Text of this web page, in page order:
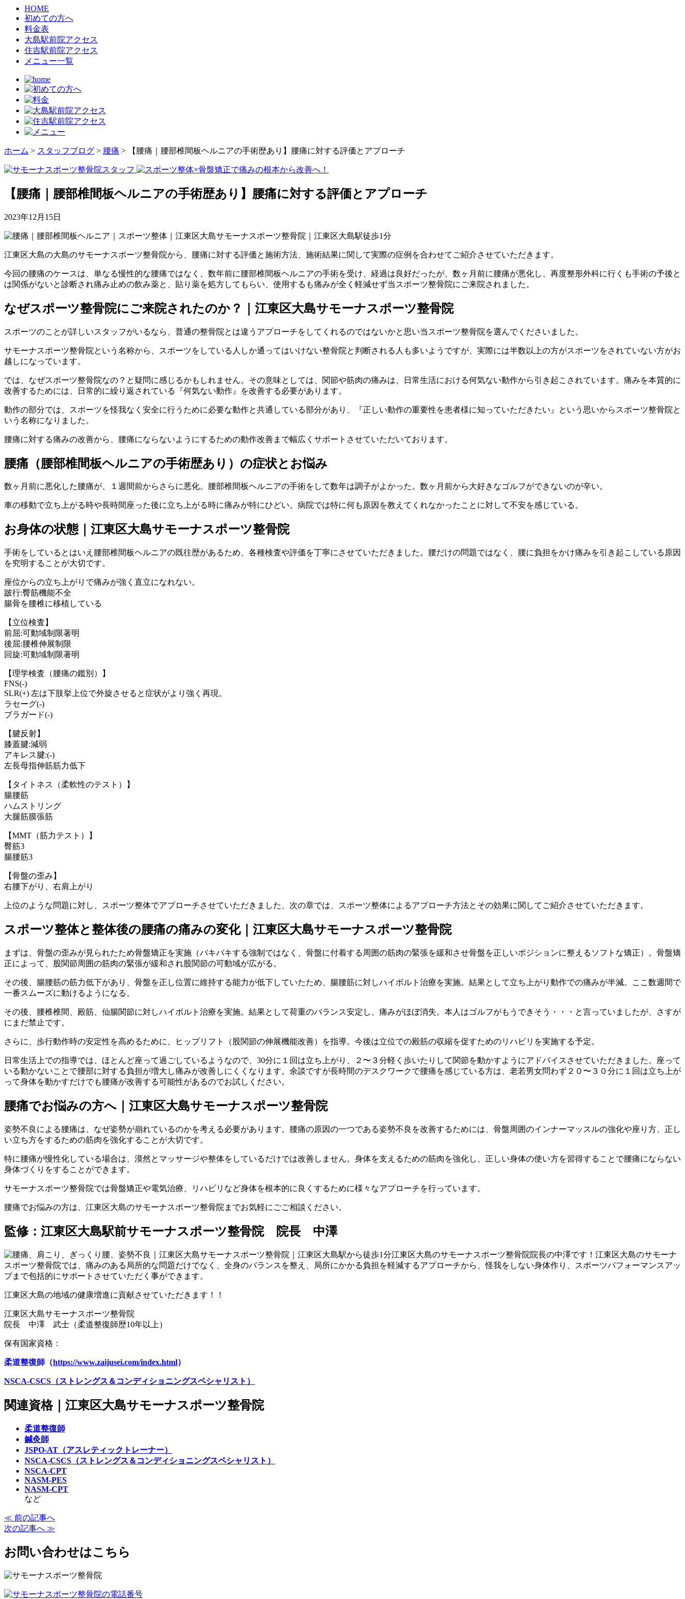
HOME
初めての方へ
料金表
大島駅前院アクセス
住吉駅前院アクセス
メニュー一覧
ホーム > スタッフブログ > 腰痛 > 【腰痛｜腰部椎間板ヘルニアの手術歴あり】腰痛に対する評価とアプローチ
【腰痛｜腰部椎間板ヘルニアの手術歴あり】腰痛に対する評価とアプローチ
2023年12月15日
江東区大島の大島のサモーナスポーツ整骨院から、腰痛に対する評価と施術方法、施術結果に関して実際の症例を合わせてご紹介させていただきます。
今回の腰痛のケースは、単なる慢性的な腰痛ではなく、数年前に腰部椎間板ヘルニアの手術を受け、経過は良好だったが、数ヶ月前に腰痛が悪化し、再度整形外科に行くも手術の予後と
は関係がないと診断され痛み止めの飲み薬と、貼り薬を処方してもらい、使用するも痛みが全く軽減せず当スポーツ整骨院にご来院されました。
なぜスポーツ整骨院にご来院されたのか？｜江東区大島サモーナスポーツ整骨院
スポーツのことが詳しいスタッフがいるなら、普通の整骨院とは違うアプローチをしてくれるのではないかと思い当スポーツ整骨院を選んでくださいました。
サモーナスポーツ整骨院という名称から、スポーツをしている人しか通ってはいけない整骨院と判断される人も多いようですが、実際には半数以上の方がスポーツをされていない方がお
越しになっています。
では、なぜスポーツ整骨院なの？と疑問に感じるかもしれません。その意味としては、関節や筋肉の痛みは、日常生活における何気ない動作から引き起こされています。痛みを本質的に
改善するためには、日常的に繰り返されている『何気ない動作』を改善する必要があります。
動作の部分では、スポーツを怪我なく安全に行うために必要な動作と共通している部分があり、『正しい動作の重要性を患者様に知っていただきたい』という思いからスポーツ整骨院と
いう名称になりました。
腰痛に対する痛みの改善から、腰痛にならないようにするための動作改善まで幅広くサポートさせていただいております。
腰痛（腰部椎間板ヘルニアの手術歴あり）の症状とお悩み
数ヶ月前に悪化した腰痛が、１週間前からさらに悪化。腰部椎間板ヘルニアの手術をして数年は調子がよかった。数ヶ月前から大好きなゴルフができないのが辛い。
車の移動で立ち上がる時や長時間座った後に立ち上がる時に痛みが特にひどい。病院では特に何も原因を教えてくれなかったことに対して不安を感じている。
お身体の状態｜江東区大島サモーナスポーツ整骨院
手術をしているとはいえ腰部椎間板ヘルニアの既往歴があるため、各種検査や評価を丁寧にさせていただきました。腰だけの問題ではなく、腰に負担をかけ痛みを引き起こしている原因
を究明することが大切です。
座位からの立ち上がりで痛みが強く直立になれない。
跛行:臀筋機能不全
腸骨を腰椎に移植している
【立位検査】
前屈:可動域制限著明
後屈:腰椎伸展制限
回旋:可動域制限著明
【理学検査（腰痛の鑑別）】
FNS(-)
SLR(+) 左は下肢挙上位で外旋させると症状がより強く再現。
ラセーグ(-)
ブラガード(-)
【腱反射】
膝蓋腱:減弱
アキレス腱:(-)
左長母指伸筋筋力低下
【タイトネス（柔軟性のテスト）】
腸腰筋
ハムストリング
大腿筋膜張筋
【MMT（筋力テスト）】
臀筋3
腸腰筋3
【骨盤の歪み】
右腰下がり、右肩上がり
上位のような問題に対し、スポーツ整体でアプローチさせていただきました、次の章では、スポーツ整体によるアプローチ方法とその効果に関してご紹介させていただきます。
スポーツ整体と整体後の腰痛の痛みの変化｜江東区大島サモーナスポーツ整骨院
まずは、骨盤の歪みが見られたため骨盤矯正を実施（バキバキする強制ではなく、骨盤に付着する周囲の筋肉の緊張を緩和させ骨盤を正しいポジションに整えるソフトな矯正）。骨盤矯
正によって、股関節周囲の筋肉の緊張が緩和され股関節の可動域が広がる。
その後、腸腰筋の筋力低下があり、骨盤を正し位置に維持する能力が低下していたため、腸腰筋に対しハイボルト治療を実施。結果として立ち上がり動作での痛みが半減。ここ数週間で
一番スムーズに動けるようになる。
その後、腰椎椎間、殿筋、仙腸関節に対しハイボルト治療を実施。結果として荷重のバランス安定し、痛みがほぼ消失。本人はゴルフがもうできそう・・・と言っていましたが、さすが
にまだ禁止です。
さらに、歩行動作時の安定性を高めるために、ヒップリフト（股関節の伸展機能改善）を指導。今後は立位での殿筋の収縮を促すためのリハビリを実施する予定。
日常生活上での指導では、ほとんど座って過ごしているようなので、30分に１回は立ち上がり、２〜３分軽く歩いたりして関節を動かすようにアドバイスさせていただきました。座って
いる動かないことで腰部に対する負担が増大し痛みが改善しにくくなります。余談ですが長時間のデスクワークで腰痛を感じている方は、老若男女問わず２０〜３０分に１回は立ち上が
って身体を動かすだけでも腰痛が改善する可能性があるのでお試しください。
腰痛でお悩みの方へ｜江東区大島サモーナスポーツ整骨院
姿勢不良による腰痛は、なぜ姿勢が崩れているのかを考える必要があります。腰痛の原因の一つである姿勢不良を改善するためには、骨盤周囲のインナーマッスルの強化や座り方、正し
い立ち方をするための筋肉を強化することが大切です。
特に腰痛が慢性化している場合は、漠然とマッサージや整体をしているだけでは改善しません。身体を支えるための筋肉を強化し、正しい身体の使い方を習得することで腰痛にならない
身体づくりをすることができます。
サモーナスポーツ整骨院では骨盤矯正や電気治療、リハビリなど身体を根本的に良くするために様々なアプローチを行っています。
腰痛でお悩みの方は、江東区大島のサモーナスポーツ整骨院までお気軽にごご相談ください。
監修：江東区大島駅前サモーナスポーツ整骨院 院長 中澤
江東区大島のサモーナスポーツ整骨院院長の中澤です！江東区大島のサモーナ
スポーツ整骨院では、痛みのある局所的な問題だけでなく、全身のバランスを整え、局所にかかる負担を軽減するアプローチから、怪我をしない身体作り、スポーツパフォーマンスアッ
プまで包括的にサポートさせていただく事ができます。
江東区大島の地域の健康増進に貢献させていただきます！！
江東区大島サモーナスポーツ整骨院
院長 中澤 武士（柔道整復師歴10年以上）
保有国家資格：
柔道整復師（https://www.zaijusei.com/index.html）
NSCA-CSCS（ストレングス＆コンディショニングスペシャリスト）
関連資格｜江東区大島サモーナスポーツ整骨院
柔道整復師
鍼灸師
JSPO-AT（アスレティックトレーナー）
NSCA-CSCS（ストレングス＆コンディショニングスペシャリスト）
NSCA-CPT
NASM-PES
NASM-CPT
など
≪ 前の記事へ
次の記事へ ≫
お問い合わせはこちら